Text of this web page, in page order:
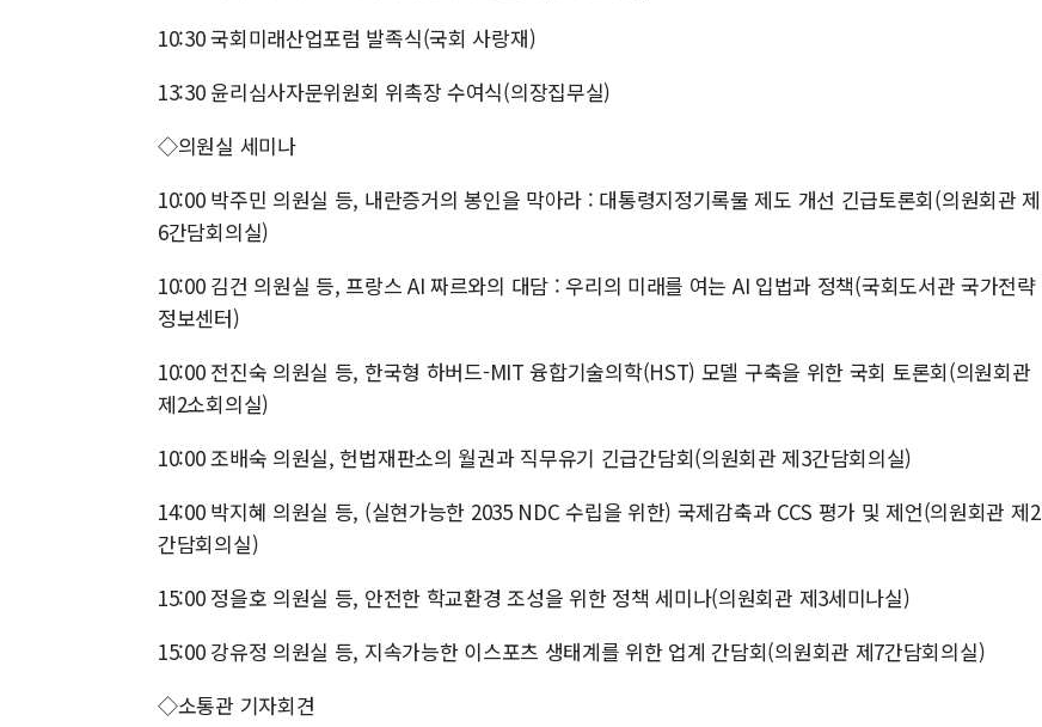
10:30 국회미래산업포럼 발족식(국회 사랑재)
13:30 윤리심사자문위원회 위촉장 수여식(의장집무실)
◇의원실 세미나
10:00 박주민 의원실 등, 내란증거의 봉인을 막아라 : 대통령지정기록물 제도 개선 긴급토론회(의원회관 제
6간담회의실)
10:00 김건 의원실 등, 프랑스 AI 짜르와의 대담 : 우리의 미래를 여는 AI 입법과 정책(국회도서관 국가전략
정보센터)
10:00 전진숙 의원실 등, 한국형 하버드-MIT 융합기술의학(HST) 모델 구축을 위한 국회 토론회(의원회관
제2소회의실)
10:00 조배숙 의원실, 헌법재판소의 월권과 직무유기 긴급간담회(의원회관 제3간담회의실)
14:00 박지혜 의원실 등, (실현가능한 2035 NDC 수립을 위한) 국제감축과 CCS 평가 및 제언(의원회관 제2
간담회의실)
15:00 정을호 의원실 등, 안전한 학교환경 조성을 위한 정책 세미나(의원회관 제3세미나실)
15:00 강유정 의원실 등, 지속가능한 이스포츠 생태계를 위한 업계 간담회(의원회관 제7간담회의실)
◇소통관 기자회견